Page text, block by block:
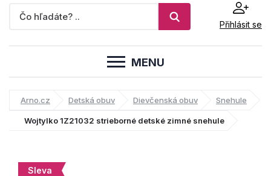
Přihlásit se
MENU
Arno.cz Detská obuv Dievčenská obuv Snehule
Wojtylko 1Z21032 strieborné detské zimné snehule
Sleva